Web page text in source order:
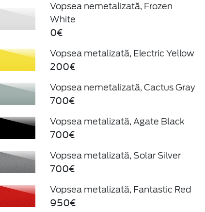
Vopsea nemetalizată, Frozen
White
0€
Vopsea metalizată, Electric Yellow
200€
Vopsea nemetalizată, Cactus Gray
700€
Vopsea metalizată, Agate Black
700€
Vopsea metalizată, Solar Silver
700€
Vopsea metalizată, Fantastic Red
950€